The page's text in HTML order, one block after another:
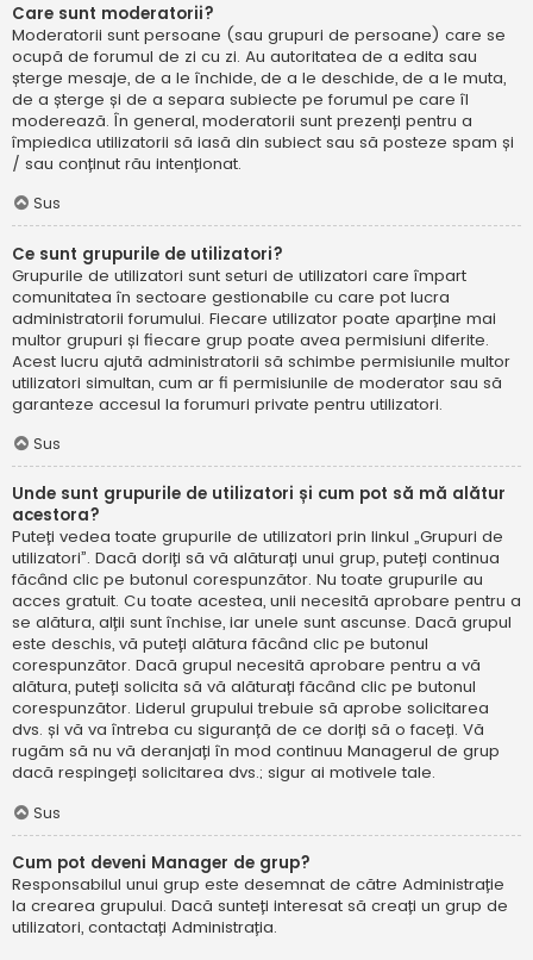
Care sunt moderatorii?
Moderatorii sunt persoane (sau grupuri de persoane) care se
ocupă de forumul de zi cu zi. Au autoritatea de a edita sau
șterge mesaje, de a le închide, de a le deschide, de a le muta,
de a șterge și de a separa subiecte pe forumul pe care îl
moderează. În general, moderatorii sunt prezenți pentru a
împiedica utilizatorii să iasă din subiect sau să posteze spam și
/ sau conținut rău intenționat.
Sus
Ce sunt grupurile de utilizatori?
Grupurile de utilizatori sunt seturi de utilizatori care împart
comunitatea în sectoare gestionabile cu care pot lucra
administratorii forumului. Fiecare utilizator poate aparține mai
multor grupuri și fiecare grup poate avea permisiuni diferite.
Acest lucru ajută administratorii să schimbe permisiunile multor
utilizatori simultan, cum ar fi permisiunile de moderator sau să
garanteze accesul la forumuri private pentru utilizatori.
Sus
Unde sunt grupurile de utilizatori și cum pot să mă alătur
acestora?
Puteți vedea toate grupurile de utilizatori prin linkul „Grupuri de
utilizatori”. Dacă doriți să vă alăturați unui grup, puteți continua
făcând clic pe butonul corespunzător. Nu toate grupurile au
acces gratuit. Cu toate acestea, unii necesită aprobare pentru a
se alătura, alții sunt închise, iar unele sunt ascunse. Dacă grupul
este deschis, vă puteți alătura făcând clic pe butonul
corespunzător. Dacă grupul necesită aprobare pentru a vă
alătura, puteți solicita să vă alăturați făcând clic pe butonul
corespunzător. Liderul grupului trebuie să aprobe solicitarea
dvs. și vă va întreba cu siguranță de ce doriți să o faceți. Vă
rugăm să nu vă deranjați în mod continuu Managerul de grup
dacă respingeți solicitarea dvs.; sigur ai motivele tale.
Sus
Cum pot deveni Manager de grup?
Responsabilul unui grup este desemnat de către Administrație
la crearea grupului. Dacă sunteți interesat să creați un grup de
utilizatori, contactați Administrația.